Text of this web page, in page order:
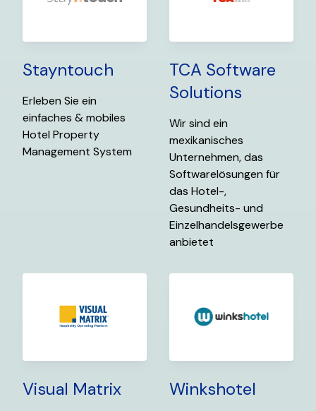
Stayntouch
Erleben Sie ein
einfaches & mobiles
Hotel Property
Management System
TCA Software
Solutions
Wir sind ein
mexikanisches
Unternehmen, das
Softwarelösungen für
das Hotel-,
Gesundheits- und
Einzelhandelsgewerbe
anbietet
Visual Matrix Winkshotel